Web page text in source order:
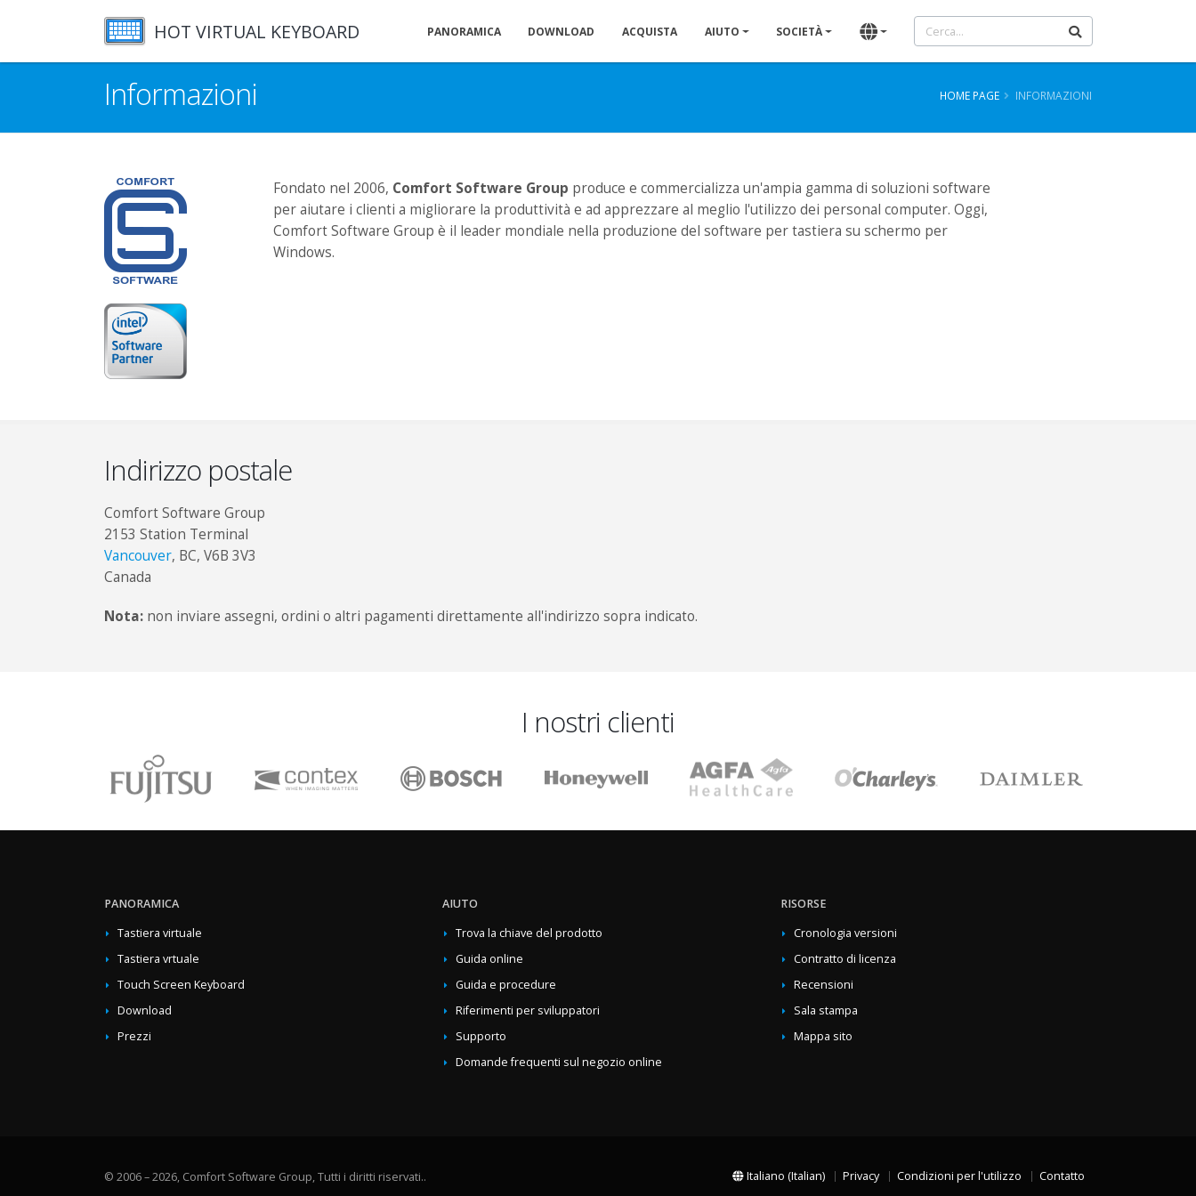
HOT VIRTUAL KEYBOARD PANORAMICA DOWNLOAD ACQUISTA AIUTO SOCIETÀ
Informazioni HOME PAGE INFORMAZIONI
Fondato nel 2006, Comfort Software Group produce e commercializza un'ampia gamma di soluzioni software
per aiutare i clienti a migliorare la produttività e ad apprezzare al meglio l'utilizzo dei personal computer. Oggi,
Comfort Software Group è il leader mondiale nella produzione del software per tastiera su schermo per
Windows.
Indirizzo postale
Comfort Software Group
2153 Station Terminal
Vancouver, BC, V6B 3V3
Canada
Nota: non inviare assegni, ordini o altri pagamenti direttamente all'indirizzo sopra indicato.
I nostri clienti
PANORAMICA
Tastiera virtuale
Tastiera vrtuale
Touch Screen Keyboard
Download
Prezzi
AIUTO
Trova la chiave del prodotto
Guida online
Guida e procedure
Riferimenti per sviluppatori
Supporto
Domande frequenti sul negozio online
RISORSE
Cronologia versioni
Contratto di licenza
Recensioni
Sala stampa
Mappa sito
© 2006 – 2026, Comfort Software Group, Tutti i diritti riservati.. Italiano (Italian) Privacy Condizioni per l'utilizzo Contatto